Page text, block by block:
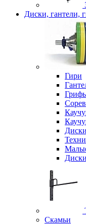
Диски, гантели,
Гири
Скамьи